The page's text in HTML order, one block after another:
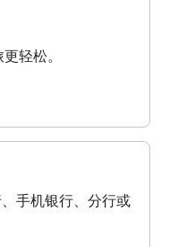
轻松。
手机银行、分行或